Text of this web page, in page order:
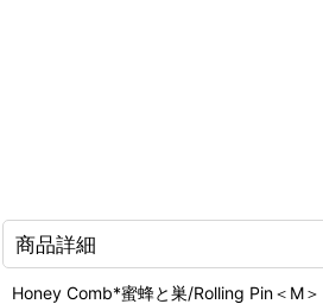
商品詳細
Honey Comb*蜜蜂と巣/Rolling Pin＜M＞